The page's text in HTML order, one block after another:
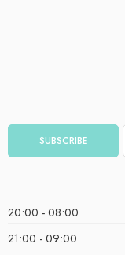
08:00 - 20:00
09:00 - 21:00